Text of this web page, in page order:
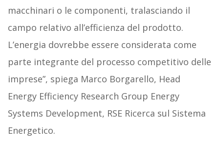
macchinari o le componenti, tralasciando il
campo relativo all’efficienza del prodotto.
L’energia dovrebbe essere considerata come
parte integrante del processo competitivo delle
imprese”, spiega Marco Borgarello, Head
Energy Efficiency Research Group Energy
Systems Development, RSE Ricerca sul Sistema
Energetico.